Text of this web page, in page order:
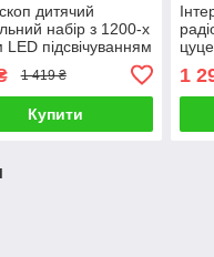
дитячий
набір з 1200-х
підсвічуванням
1 419 ₴
Купити
із
1